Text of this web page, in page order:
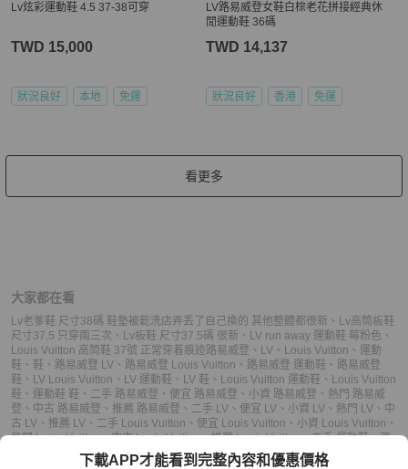
Lv炫彩運動鞋 4.5 37-38可穿
TWD 15,000
狀況良好 本地 免運
LV路易威登女鞋白棕老花拼接經典休
閒運動鞋 36碼
TWD 14,137
狀況良好 香港 免運
看更多
大家都在看
Lv老爹鞋 尺寸38碼 鞋墊被乾洗店弄丢了自己換的 其他整體都很新 、 Lv高筒板鞋
尺寸37.5 只穿兩三次 、 Lv板鞋 尺寸37.5碼 很新 、 LV run away 運動鞋 莓粉色 、
Louis Vuitton 高筒鞋 37號 正常穿着痕迹路易威登 、 LV 、 Louis Vuitton 、 運動
鞋 、 鞋 、 路易威登 LV 、 路易威登 Louis Vuitton 、 路易威登 運動鞋 、 路易威登
鞋 、 LV Louis Vuitton 、 LV 運動鞋 、 LV 鞋 、 Louis Vuitton 運動鞋 、 Louis Vuitton
鞋 、 運動鞋 鞋 、 二手 路易威登 、 便宜 路易威登 、 小資 路易威登 、 熱門 路易威
登 、 中古 路易威登 、 推薦 路易威登 、 二手 LV 、 便宜 LV 、 小資 LV 、 熱門 LV 、 中
古 LV 、 推薦 LV 、 二手 Louis Vuitton 、 便宜 Louis Vuitton 、 小資 Louis Vuitton 、
熱門 Louis Vuitton、中古 Louis Vuitton、推薦 Louis Vuitton、二手 運動鞋、便
小資 運動鞋、熱門 運動鞋、中古 運動鞋、推薦 運動鞋
下載APP才能看到完整內容和優惠價格